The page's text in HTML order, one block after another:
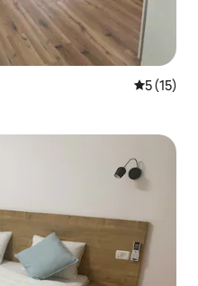
平均评分
5 (15)